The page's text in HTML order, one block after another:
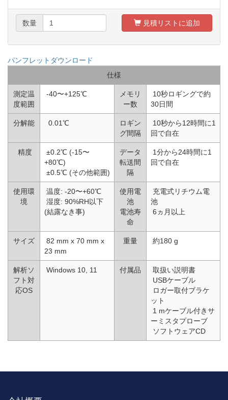
数量 見積リストに追加
パンフレットダウンロード
仕様
測定温
度範囲
-40〜+125℃
メモリ
ー数
10秒ロギングで約
30日間
分解能 0.01℃
ロギン
グ間隔
10秒から12時間に1
回で自在
精度
±0.2℃ (-15〜
+80℃)
±0.5℃ (その他範囲)
データ
転送間
隔
1分から24時間に1
回で自在
使用環
境
温度: -20〜+60℃
湿度: 90%RH以下
(結露なき事)
使用電
池
電池寿
命
充電式リチウム電
池
6ヵ月以上
サイズ
82 mm x 70 mm x
23 mm
重量 約180 g
解析ソ
フト対
応OS
Windows 10, 11 付属品
取扱い説明書
USBケーブル
ロガー取付ブラケ
ット
1 mケーブル付きサ
ーミスタプローブ
ソフトウェアCD